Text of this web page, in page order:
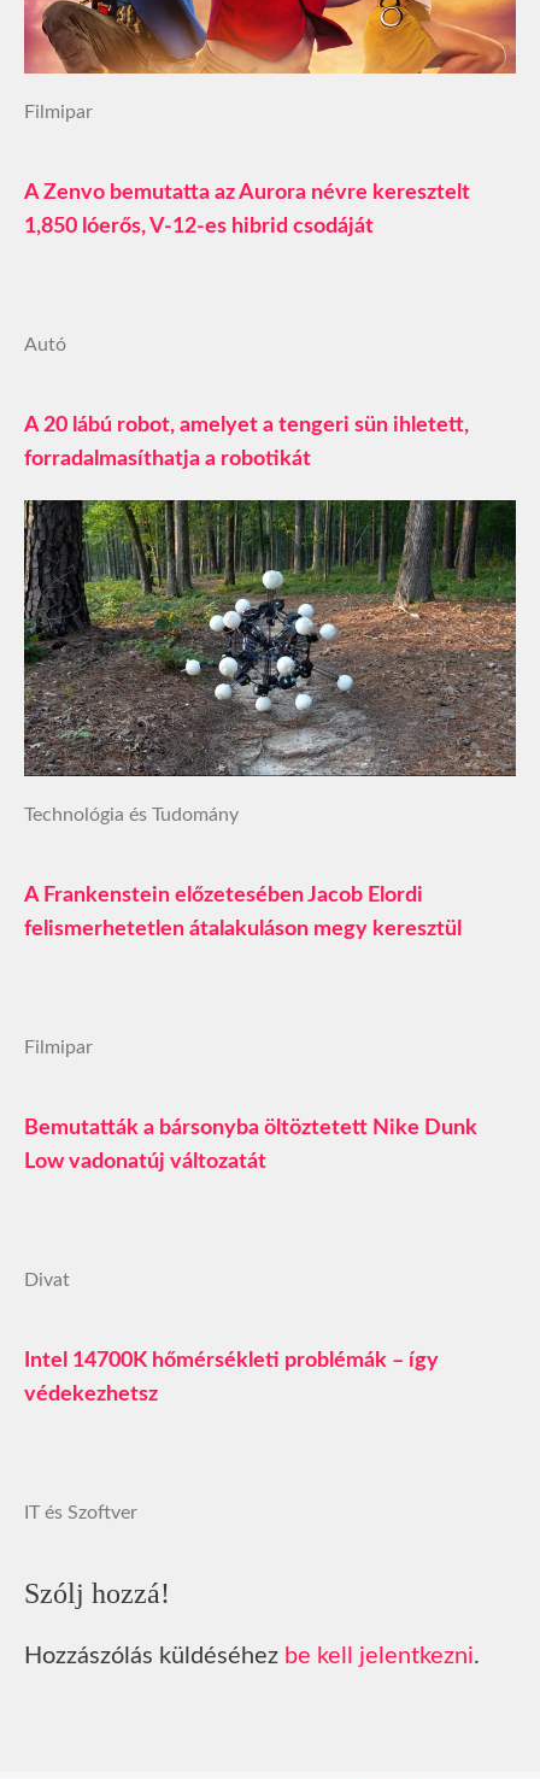
Filmipar
A Zenvo bemutatta az Aurora névre keresztelt
1,850 lóerős, V-12-es hibrid csodáját
Autó
A 20 lábú robot, amelyet a tengeri sün ihletett,
forradalmasíthatja a robotikát
Technológia és Tudomány
A Frankenstein előzetesében Jacob Elordi
felismerhetetlen átalakuláson megy keresztül
Filmipar
Bemutatták a bársonyba öltöztetett Nike Dunk
Low vadonatúj változatát
Divat
Intel 14700K hőmérsékleti problémák – így
védekezhetsz
IT és Szoftver
Szólj hozzá!
Hozzászólás küldéséhez be kell jelentkezni.